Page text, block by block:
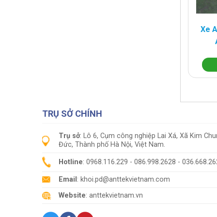
Xe
TRỤ SỞ CHÍNH
Trụ sở: Lô 6, Cụm công nghiệp Lai Xá, Xã Kim
Đức, Thành phố Hà Nội, Việt Nam.
Hotline: 0968.116.229 - 086.998.2628 -
Email : khoi.pd@anttekvietnam.com
Website: anttekvietnam.vn